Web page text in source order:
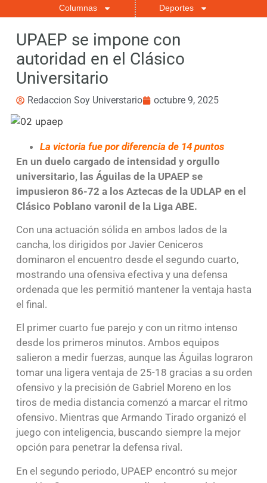
Columnas
Deportes
UPAEP se impone con
autoridad en el Clásico
Universitario
Redaccion Soy Universtario octubre 9, 2025
La victoria fue por diferencia de 14 puntos
En un duelo cargado de intensidad y orgullo
universitario, las Águilas de la UPAEP se
impusieron 86-72 a los Aztecas de la UDLAP en el
Clásico Poblano varonil de la Liga ABE.
Con una actuación sólida en ambos lados de la
cancha, los dirigidos por Javier Ceniceros
dominaron el encuentro desde el segundo cuarto,
mostrando una ofensiva efectiva y una defensa
ordenada que les permitió mantener la ventaja hasta
el final.
El primer cuarto fue parejo y con un ritmo intenso
desde los primeros minutos. Ambos equipos
salieron a medir fuerzas, aunque las Águilas lograron
tomar una ligera ventaja de 25-18 gracias a su orden
ofensivo y la precisión de Gabriel Moreno en los
tiros de media distancia comenzó a marcar el ritmo
ofensivo. Mientras que Armando Tirado organizó el
juego con inteligencia, buscando siempre la mejor
opción para penetrar la defensa rival.
En el segundo periodo, UPAEP encontró su mejor